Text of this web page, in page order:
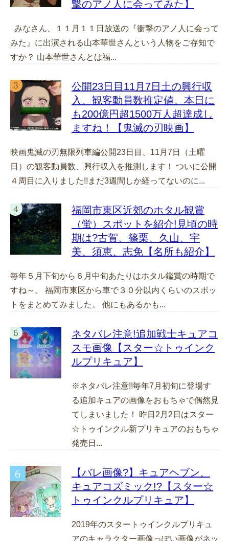
撃のアノ人に会ってみた】
みなさん、１１月１１日放送の『衝撃のアノ人に会って
みた』に出演される山本華世さんという人物をご存知で
すか？ 山本華世さんとは福...
公開23日目11月7日土の興行収
入、観客動員数推定値。本日に
も200億円超1500万人超達成し
ますね！【鬼滅の刃映画】
映画鬼滅の刃無限列車編公開23日目、11月7日（土曜
日）の観客動員数、興行収入を推測します！ ついに公開
４周目に入りました!!まだ3週間しか経ってないのに...
福岡市東区近郊のホタル観賞
（蛍）スポットを紹介!見頃の時
期は?古賀、篠栗、久山、宇
美、須恵、志免【名所も紹介】
毎年５月下旬から６月中旬あたりはホタル鑑賞の時期で
すね～。 福岡市東区から車で３０分以内くらいのスポッ
トをまとめてみました。 他にもあるかも...
ネタバレ注意!追加戦士キュアコ
スモ画像【スター☆トゥインク
ルプリキュア】
※ネタバレ注意!!毎年7月初旬に登場す
る追加キュアの画像をおもちゃで偶然見
てしまいました！ 昨日2月2日はスター
☆トゥインクル新プリキュアのおもちゃ
発売日...
【バレ画像?】キュアヘブン、
キュアコズミック!?【スター☆
トゥインクルプリキュア】
2019年のスタートゥインクルプリキュ
アのキャラクター画像っぽい画像がネッ